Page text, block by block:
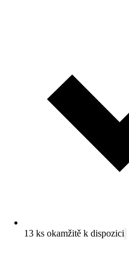
13 ks okamžitě k dispozici